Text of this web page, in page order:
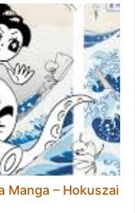
Manga – Hokuszai